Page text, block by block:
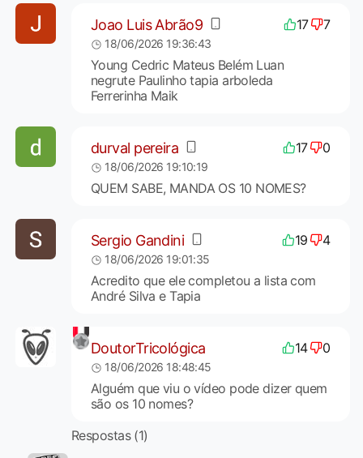
Joao Luis Abrão9 17 7
18/06/2026 19:36:43
Young Cedric Mateus Belém Luan
negrute Paulinho tapia arboleda
Ferrerinha Maik
durval pereira 17 0
18/06/2026 19:10:19
QUEM SABE, MANDA OS 10 NOMES?
Sergio Gandini 19 4
18/06/2026 19:01:35
Acredito que ele completou a lista com
André Silva e Tapia
DoutorTricológica 14 0
18/06/2026 18:48:45
Alguém que viu o vídeo pode dizer quem
são os 10 nomes?
Respostas (1)